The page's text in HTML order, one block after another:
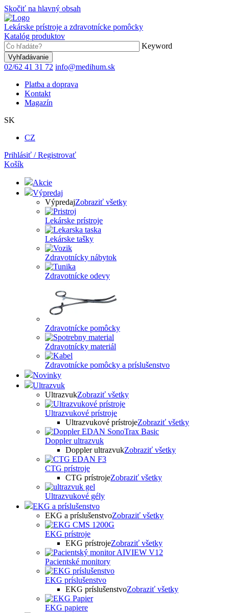
Skočiť na hlavný obsah
Lekárske prístroje a zdravotnícke pomôcky
Katalóg produktov
Keyword
02/62 41 31 72 info@medihum.sk
Platba a doprava
Kontakt
Magazín
SK
CZ
Prihlásiť / Registrovať
Košík
Akcie
Výpredaj
VýpredajZobraziť všetky
Lekárske prístroje
Lekárske tašky
Zdravotnícky nábytok
Zdravotnícke odevy
Zdravotnícke pomôcky
Zdravotnícky materiál
Zdravotnícke pomôcky a príslušenstvo
Novinky
Ultrazvuk
UltrazvukZobraziť všetky
Ultrazvukové prístroje
Ultrazvukové prístrojeZobraziť všetky
Doppler ultrazvuk
Doppler ultrazvukZobraziť všetky
CTG prístroje
CTG prístrojeZobraziť všetky
Ultrazvukové gély
EKG a príslušenstvo
EKG a príslušenstvoZobraziť všetky
EKG prístroje
EKG prístrojeZobraziť všetky
Pacientské monitory
EKG príslušenstvo
EKG príslušenstvoZobraziť všetky
EKG papiere